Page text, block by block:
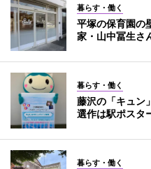
暮らす・働く
平塚の保育園
家・山中冨生さ
暮らす・働く
藤沢の「キュン
選作は駅ポスタ
暮らす・働く